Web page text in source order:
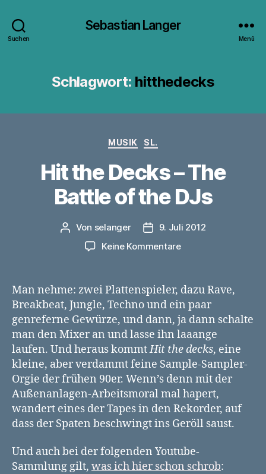
Suchen
Sebastian Langer
Menü
Schlagwort: hitthedecks
Kategorien
MUSIK SL.
Hit the Decks – The
Battle of the DJs
Beitragsautor
Von selanger Veröffentlichungsdatum
9. Juli 2012
Keine Kommentarezu
Decks
The
Battle
of
the
DJs
Man nehme: zwei Plattenspieler, dazu Rave,
Breakbeat, Jungle, Techno und ein paar
genreferne Gewürze, und dann, ja dann schalte
man den Mixer an und lasse ihn laaange
laufen. Und heraus kommtHit the decks, eine
kleine, aber verdammt feine Sample-Sampler-
Orgie der frühen 90er. Wenn’s denn mit der
Außenanlagen-Arbeitsmoral mal hapert,
wandert eines der Tapes in den Rekorder, auf
dass der Spaten beschwingt ins Geröll saust.
Und auch bei der folgenden Youtube-
Sammlung gilt, was ich hier schon schrob: